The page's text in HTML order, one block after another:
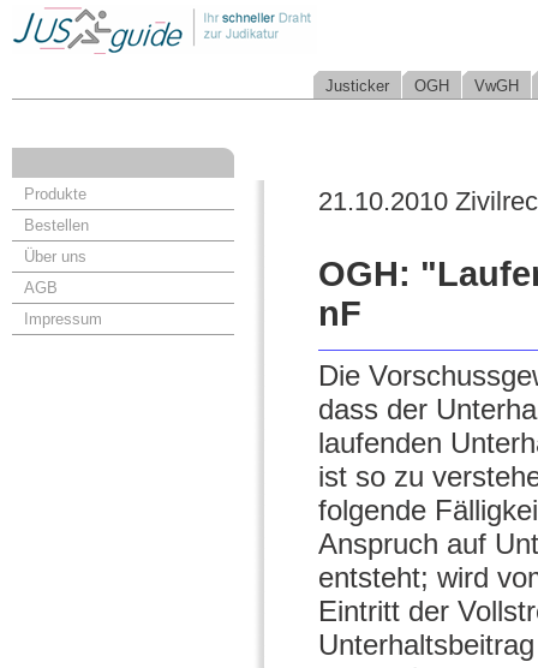
Justicker OGH VwGH
Produkte
Bestellen
Über uns
AGB
Impressum
21.10.2010
OGH:
nF
Die
dass der
laufenden
ist so zu
folgende
Anspruch auf
entsteht; wird
Eintritt der